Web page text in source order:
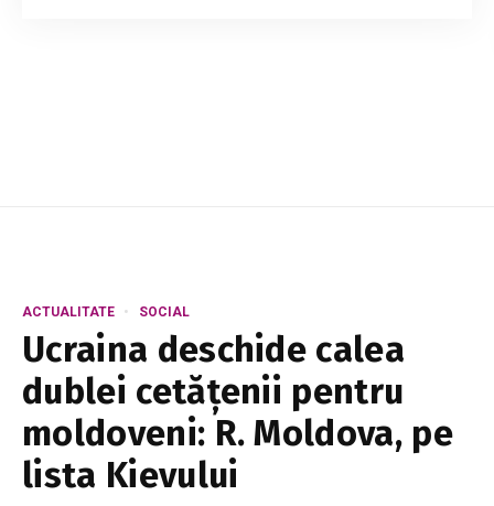
ACTUALITATE SOCIAL
Ucraina deschide calea
dublei cetățenii pentru
moldoveni: R. Moldova, pe
lista Kievului